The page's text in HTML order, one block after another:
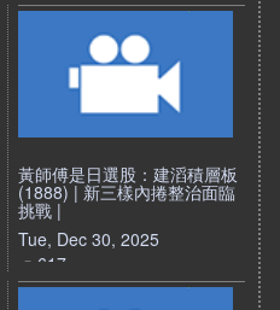
黃師傅是日選股：建滔積層板
(1888) | 新三樣內捲整治面臨
挑戰 |
Tue, Dec 30, 2025
617